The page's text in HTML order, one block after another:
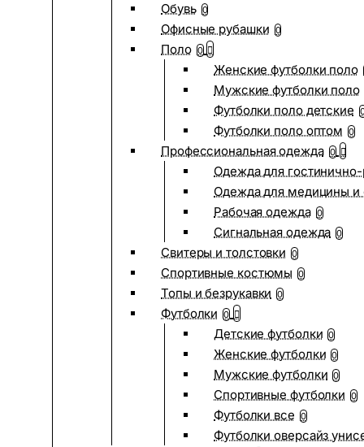
Обувь 0
Офисные рубашки 0
Поло 0
Женские футболки поло
Мужские футболки поло
Футболки поло детские
Футболки поло оптом 0
Профессиональная одежда 0
Одежда для
Одежда для медицины и
Рабочая одежда 0
Сигнальная одежда 0
Свитеры и толстовки 0
Спортивные костюмы 0
Топы и безрукавки 0
Футболки 0
Детские футболки 0
Женские футболки 0
Мужские футболки 0
Спортивные футболки 0
Футболки все 0
Футболки оверсайз